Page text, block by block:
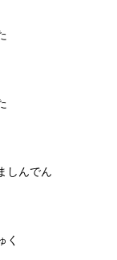
しんでん
く